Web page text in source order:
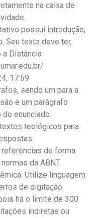
na caixa de
possui introdução,
Seu texto deve ter,
a Distância
17:59
sendo um para a
e um parágrafo
enunciado.
teológicos para
de forma
da ABNT.
Utilize linguagem
de digitação.
há o limite de 300
indiretas ou